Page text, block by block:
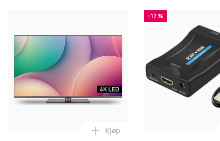
Legg Panasonic TV 55W83AE6 -
Kjøp
-17 %